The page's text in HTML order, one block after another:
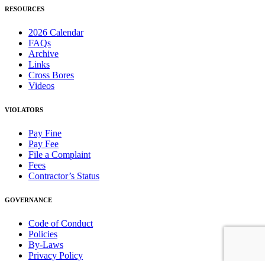
RESOURCES
2026 Calendar
FAQs
Archive
Links
Cross Bores
Videos
VIOLATORS
Pay Fine
Pay Fee
File a Complaint
Fees
Contractor’s Status
GOVERNANCE
Code of Conduct
Policies
By-Laws
Privacy Policy